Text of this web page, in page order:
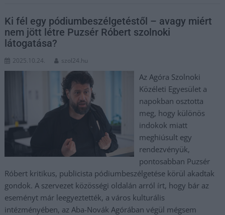
Ki fél egy pódiumbeszélgetéstől – avagy miért
nem jött létre Puzsér Róbert szolnoki
látogatása?
2025.10.24. szol24.hu
Az Agóra Szolnoki
Közéleti Egyesület a
napokban osztotta
meg, hogy különös
indokok miatt
meghiúsult egy
rendezvényük,
pontosabban Puzsér
Róbert kritikus, publicista pódiumbeszélgetése körül akadtak
gondok. A szervezet közösségi oldalán arról írt, hogy bár az
eseményt már leegyeztették, a város kulturális
intézményében, az Aba-Novák Agórában végül mégsem